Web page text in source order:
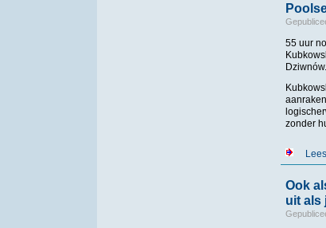
55 uur
Dziwnów.
zonder
Ook
uit als